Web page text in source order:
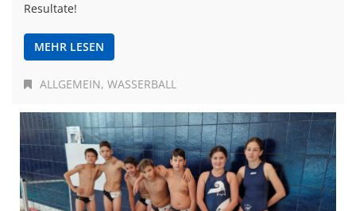
Resultate!
MEHR LESEN
ALLGEMEIN WASSERBALL